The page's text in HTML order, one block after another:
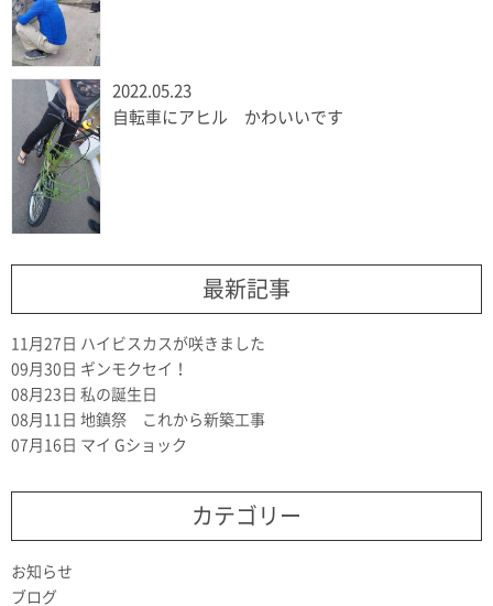
2022.05.23
自転車にアヒル かわいいです
最新記事
11月27日 ハイビスカスが咲きました
09月30日 ギンモクセイ！
08月23日 私の誕生日
08月11日 地鎮祭 これから新築工事
07月16日 マイ Gショック
カテゴリー
お知らせ
ブログ